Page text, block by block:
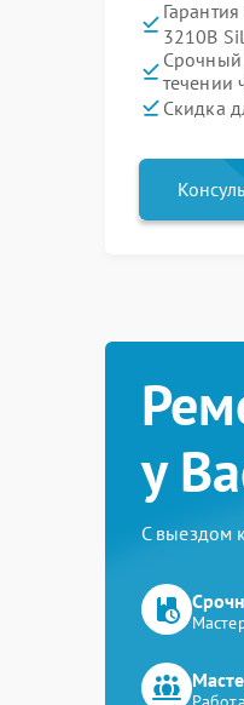
3210B
Срочный
течении
Скидка
у
С выездом